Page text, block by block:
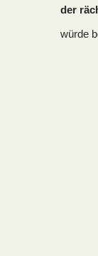
der
würde